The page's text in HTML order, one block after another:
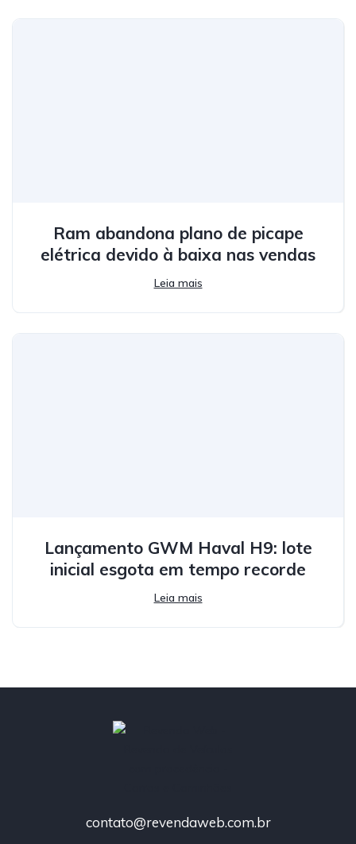
Ram abandona plano de picape
elétrica devido à baixa nas vendas
Leia mais
Lançamento GWM Haval H9: lote
inicial esgota em tempo recorde
Leia mais
contato@revendaweb.com.br